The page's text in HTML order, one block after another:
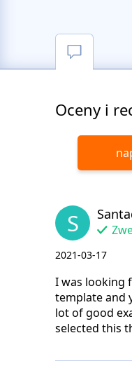
Oceny i
S
2021-03-17
I was looking
template and
lot of good
selected this